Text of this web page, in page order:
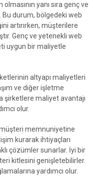
yanı sıra genç ve
Bu durum, bölgedeki web
artırırken, müşterilere
Genç ve yetenekli web
uygun bir maliyetle
altyapı maliyetleri
ve diğer işletme
şirketlere maliyet avantajı
olur.
memnuniyetine
kurarak ihtiyaçları
çözümler sunarlar. İyi bir
kitlesini genişletebilirler.
yardımcı olur.